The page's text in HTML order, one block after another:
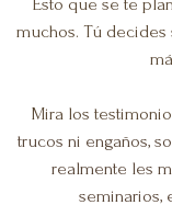
muchos. Tú
Mira los
trucos ni engaños,
realmente les
seminarios,